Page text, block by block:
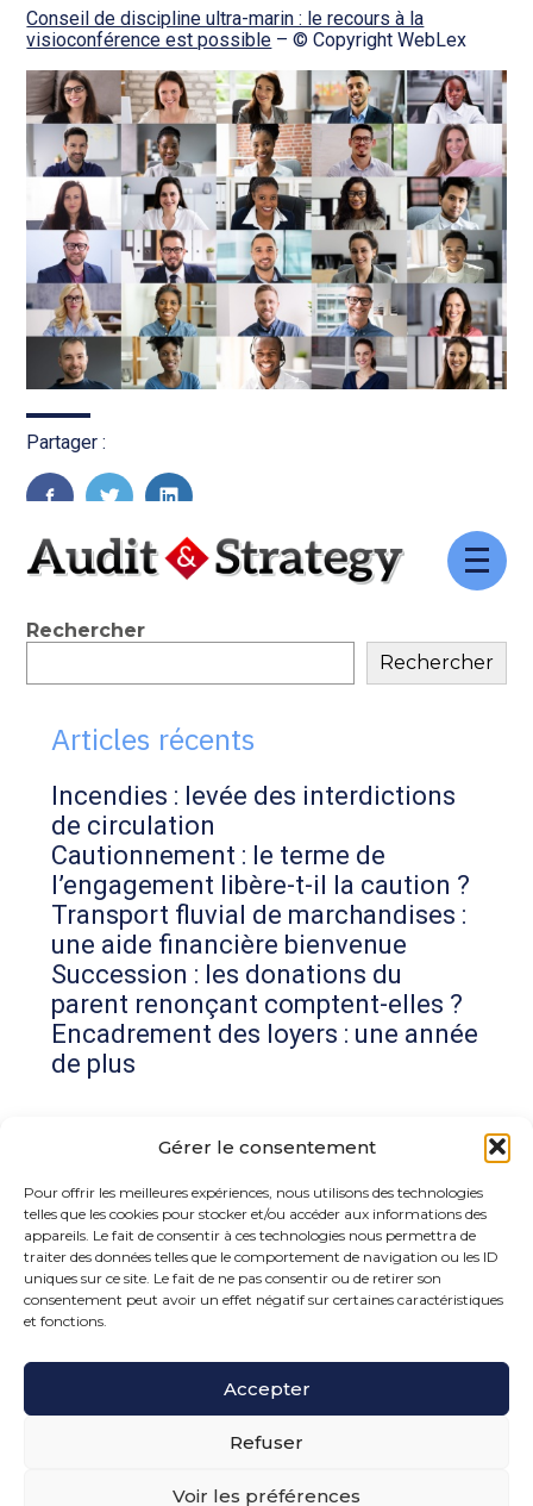
Gérer le consentement
Pour offrir les meilleures expériences, nous utilisons des technologies
telles que les cookies pour stocker et/ou accéder aux informations des
appareils. Le fait de consentir à ces technologies nous permettra de
traiter des données telles que le comportement de navigation ou les ID
uniques sur ce site. Le fait de ne pas consentir ou de retirer son
consentement peut avoir un effet négatif sur certaines caractéristiques
et fonctions.
Accepter
Refuser
Voir les préférences
Aller
Conseil de discipline ultra-marin : le recours à la
visioconférence est possible – © Copyright WebLex
Partager :
Blog
sidebar
Rechercher
Rechercher
Articles récents
Incendies : levée des interdictions
de circulation
Cautionnement : le terme de
l’engagement libère-t-il la caution ?
Transport fluvial de marchandises :
une aide financière bienvenue
Succession : les donations du
parent renonçant comptent-elles ?
Encadrement des loyers : une année
de plus
Commentaires récents
Aucun commentaire à afficher.
15 rue de la Bonne Rencontre – 77860 Quincy
Voisins